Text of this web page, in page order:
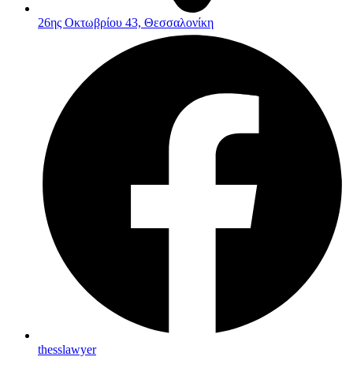
26ης Οκτωβρίου 43, Θεσσαλονίκη
thesslawyer